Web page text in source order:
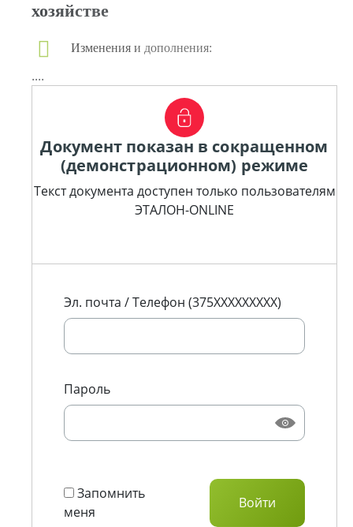
хозяйстве
Изменения и дополнения:
....
Документ показан в сокращенном
(демонстрационном) режиме
Текст документа доступен только пользователям
ЭТАЛОН-ONLINE
Эл. почта / Телефон (375XXXXXXXXX)
Пароль
Запомнить
меня